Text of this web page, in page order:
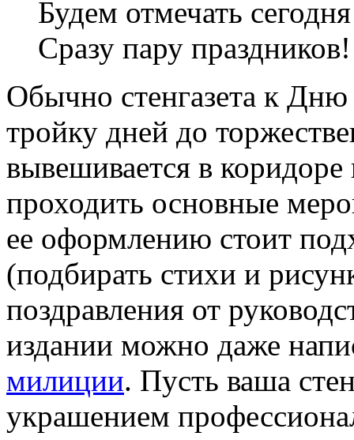
Будем отмечать сегодня
Сразу пару праздников!
Обычно стенгазета к
тройку дней до
вывешивается в коридоре
проходить основные
ее оформлению стоит
(подбирать стихи и
поздравления от
издании можно даже
милиции. Пусть ваша
украшением